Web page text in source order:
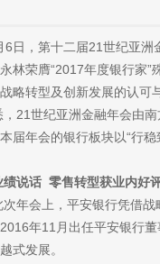
积存业务协议书（个人）》的
6日，第十二届21世纪亚洲
林荣膺“2017年度银行家
略转型及创新发展的认可
21世纪亚洲金融年会由
届年会的银行板块以“行
说话 零售转型获业内好
会上，平安银行凭借战略
2016年11月出任平安银行
式发展。